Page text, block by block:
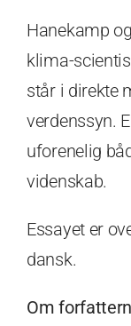
Hanekamp
klima-
står i direkte
verdenssyn.
uforenelig
videnskab.
Essayet er
dansk.
Om